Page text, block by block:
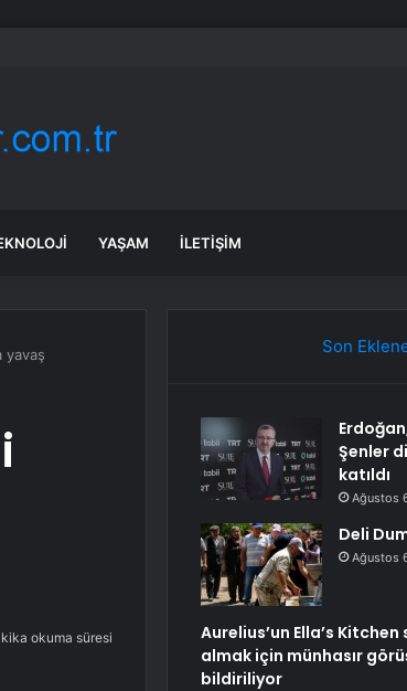
YAŞAM İLETIŞIM
yavaş
okuma süresi
Son
Şenler
katıldı
Ağustos
Deli
Ağustos
Aurelius’un Ella’s
almak için münhasır
bildiriliyor